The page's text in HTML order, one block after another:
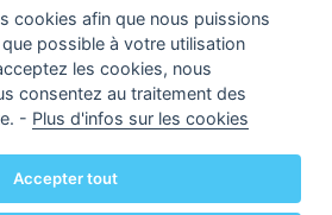
sa
- Belgique
- RPR Louvain
cookies afin que nous puissions
possible à votre utilisation
les cookies, nous
consentez au traitement des
- Plus d'infos sur les cookies
Accepter tout